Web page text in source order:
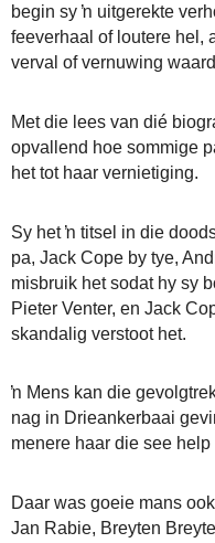
begin sy ŉ uitgerekte
feeverhaal of loutere hel,
verval of vernuwing
Met die lees van dié
opvallend hoe sommige
het tot haar vernietiging.
Sy het ŉ titsel in die
pa, Jack Cope by tye,
misbruik het sodat hy sy
Pieter Venter, en Jack
skandalig verstoot het.
ŉ Mens kan die
nag in Drieankerbaai
menere haar die see help
Daar was goeie mans
Jan Rabie, Breyten